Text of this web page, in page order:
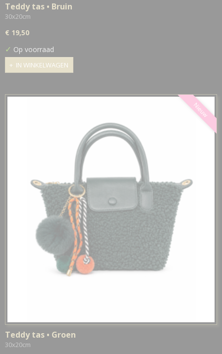
Teddy tas • Bruin
30x20cm
€ 19,50
✓ Op voorraad
IN WINKELWAGEN
Nieuw
Teddy tas • Groen
30x20cm